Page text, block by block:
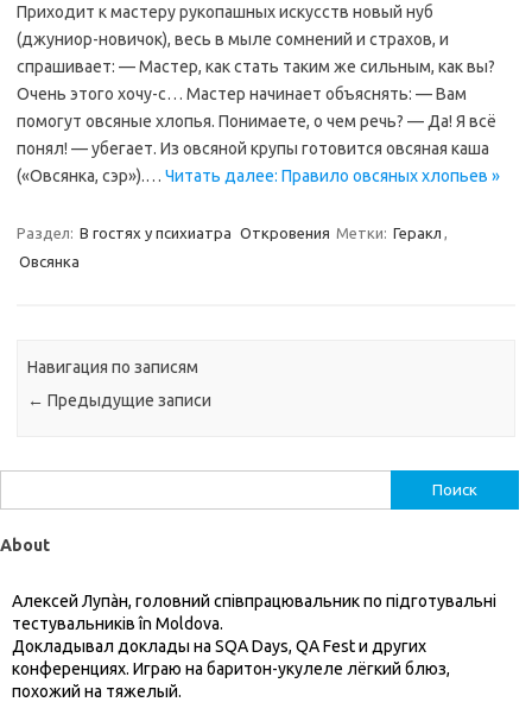
Приходит к мастеру рукопашных искусств новый нуб
(джуниор-новичок), весь в мыле сомнений и страхов, и
спрашивает: — Мастер, как стать таким же сильным, как вы?
Очень этого хочу-с… Мастер начинает объяснять: — Вам
помогут овсяные хлопья. Понимаете, о чем речь? — Да! Я всё
понял! — убегает. Из овсяной крупы готовится овсяная каша
(«Овсянка, сэр»).… Читать далее: Правило овсяных хлопьев »
Раздел: В гостях у психиатра Откровения Метки: Геракл ,
Овсянка
Навигация по записям
← Предыдущие записи
About
Алексей Лупàн, головний спiвпрацювальник по підготувальні
тестувальників în Moldova.
Докладывал доклады на SQA Days, QA Fest и других
конференциях. Играю на баритон-укулеле лёгкий блюз,
похожий на тяжелый.